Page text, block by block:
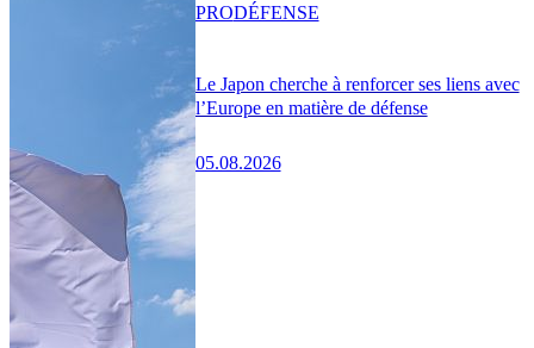
Le Japon cherche à renforcer ses liens avec
l’Europe en matière de défense
05.08.2026
PRODÉFENSE